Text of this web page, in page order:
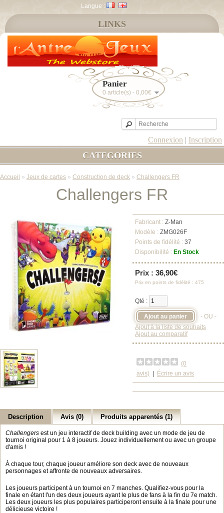
Langue :
Panier
0 article(s) - 0,00€
Connexion | Inscription
LINKS
CATEGORIES
Accueil » Jeux de cartes » Construction de deck » Challengers FR
Challengers FR
Fabricant : Z-Man
Modèle : ZMG026F
Points de fidélité : 37
Disponibilité : En Stock
Prix : 36,90€
Prix en points de fidélité : 475
Qté :
- OU -
Ajout à la liste de souhaits
Ajout au comparatif
(0
avis)
Écrire un avis
Description Avis (0) Produits apparentés (1)
Challengers est un jeu interactif de deck building avec un mode de jeu de
tournoi original pour 1 à 8 joueurs. Jouez individuellement ou avec un groupe
d'amis !
À chaque tour, chaque joueur améliore son deck avec de nouveaux
personnages et affronte de nouveaux adversaires.
Les joueurs participent à un tournoi en 7 manches. Qualifiez-vous pour la
finale en étant l'un des deux joueurs ayant le plus de fans à la fin du 7e match.
Les deux joueurs les plus populaires participeront ensuite à la finale pour une
délicieuse victoire !